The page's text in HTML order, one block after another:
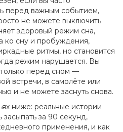
перед важным событием,
не можете выключить
здоровый режим сна,
ко сну и пробуждения,
ритмы, но становится
режим нарушается. Вы
перед сном —
встречи, в самолёте или
и не можете заснуть снова.
ниже: реальные истории
за 90 секунд,
применения, и как